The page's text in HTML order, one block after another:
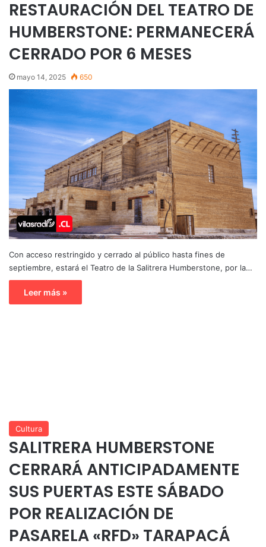
RESTAURACIÓN DEL TEATRO DE
HUMBERSTONE: PERMANECERÁ
CERRADO POR 6 MESES
mayo 14, 2025 650
Con acceso restringido y cerrado al público hasta fines de
septiembre, estará el Teatro de la Salitrera Humberstone, por la…
Leer más »
Cultura
SALITRERA HUMBERSTONE
CERRARÁ ANTICIPADAMENTE
SUS PUERTAS ESTE SÁBADO
POR REALIZACIÓN DE
PASARELA «RFD» TARAPACÁ